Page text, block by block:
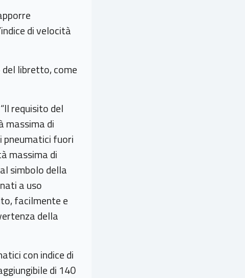
di velocità
libretto, come
requisito del
massima di
pneumatici fuori
massima di
simbolo della
a uso
facilmente e
della
con indice di
di 140